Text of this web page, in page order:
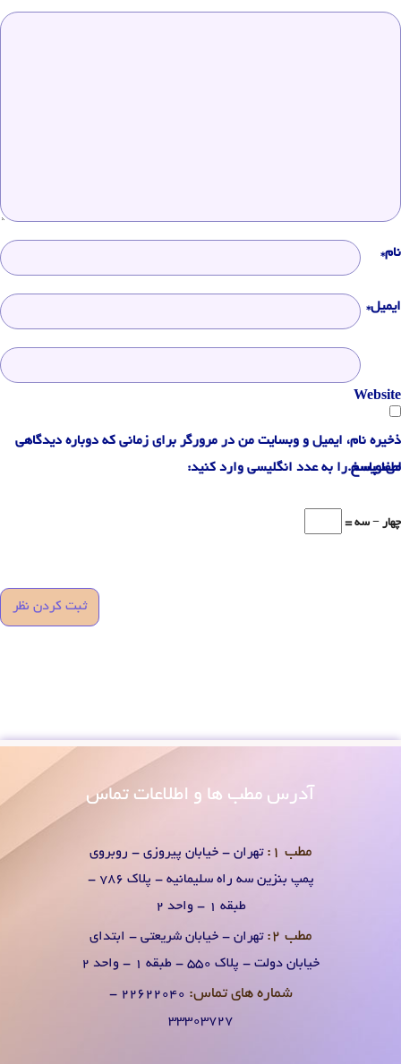
نام*
ایمیل*
Website
ذخیره نام، ایمیل و وبسایت من در مرورگر برای زمانی که دوباره دیدگاهی
می‌نویسم.
لطفا پاسخ را به عدد انگلیسی وارد کنید:
چهار − سه =
آدرس مطب ها و اطلاعات تماس
مطب 1:
تهران - خیابان پیروزی - روبروی
پمپ بنزین سه راه سلیمانیه - پلاک 786 -
طبقه 1 - واحد 2
مطب 2:
تهران - خیابان شریعتی - ابتدای
خیابان دولت - پلاک 550 - طبقه 1 - واحد 2
شماره های تماس:
۲۲۶۲۲۰۴0 -
۳۳۳۰۳۷۲۷